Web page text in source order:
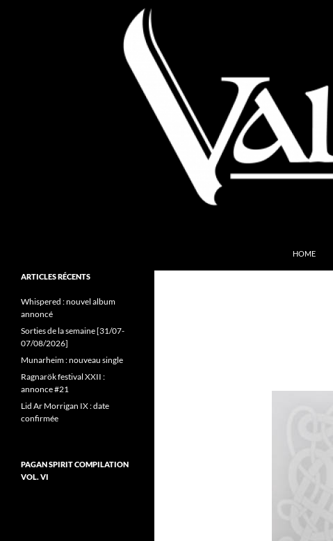
HOME
Folk Pagan Webzine
ARTICLES RÉCENTS
Whispered : nouvel album
annoncé
Sorties de la semaine [31/07-
07/08/2026]
Munarheim : nouveau single
Ragnarök festival XXII :
annonce #21
Lid Ar Morrigan IX : date
confirmée
PAGAN SPIRIT COMPILATION
VOL. VI